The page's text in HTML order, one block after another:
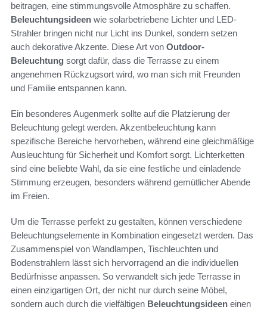
beitragen, eine stimmungsvolle Atmosphäre zu schaffen.
Beleuchtungsideen wie solarbetriebene Lichter und LED-
Strahler bringen nicht nur Licht ins Dunkel, sondern setzen
auch dekorative Akzente. Diese Art von Outdoor-
Beleuchtung sorgt dafür, dass die Terrasse zu einem
angenehmen Rückzugsort wird, wo man sich mit Freunden
und Familie entspannen kann.
Ein besonderes Augenmerk sollte auf die Platzierung der
Beleuchtung gelegt werden. Akzentbeleuchtung kann
spezifische Bereiche hervorheben, während eine gleichmäßige
Ausleuchtung für Sicherheit und Komfort sorgt. Lichterketten
sind eine beliebte Wahl, da sie eine festliche und einladende
Stimmung erzeugen, besonders während gemütlicher Abende
im Freien.
Um die Terrasse perfekt zu gestalten, können verschiedene
Beleuchtungselemente in Kombination eingesetzt werden. Das
Zusammenspiel von Wandlampen, Tischleuchten und
Bodenstrahlern lässt sich hervorragend an die individuellen
Bedürfnisse anpassen. So verwandelt sich jede Terrasse in
einen einzigartigen Ort, der nicht nur durch seine Möbel,
sondern auch durch die vielfältigen Beleuchtungsideen einen